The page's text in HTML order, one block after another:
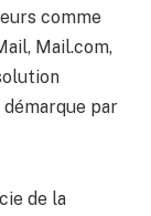
comme
Mail.com,
par
de la